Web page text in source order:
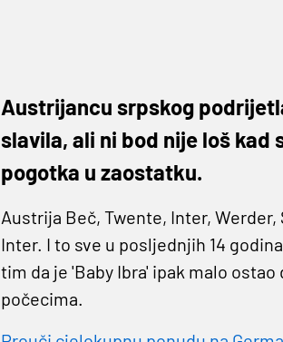
Austrijancu srpskog
slavila, ali ni bod nije loš kad
pogotka u zaostatku.
Austrija Beč, Twente, Inter,
Inter. I to sve u posljednjih 14
tim da je 'Baby Ibra' ipak malo
počecima.